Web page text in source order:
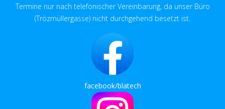
Termine nur nach telefonischer Vereinbarung, da unser Büro
(Trözmüllergasse) nicht durchgehend besetzt ist.
facebook/blatech